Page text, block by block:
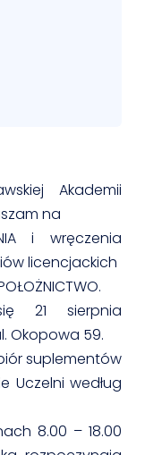
Akademii
na
i wręczenia
licencjackich
21 sierpnia
Okopowa 59.
suplementów
Uczelni według
8.00 – 18.00